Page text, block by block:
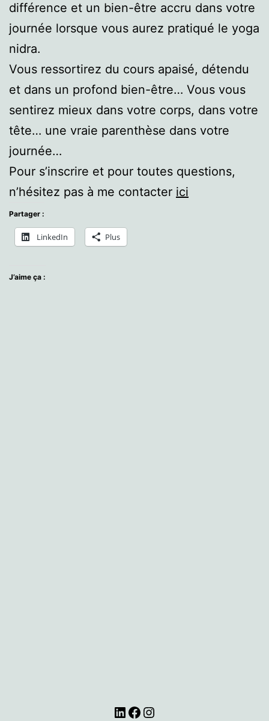
différence et un bien-être accru dans votre
journée lorsque vous aurez pratiqué le yoga
nidra.
Vous ressortirez du cours apaisé, détendu
et dans un profond bien-être… Vous vous
sentirez mieux dans votre corps, dans votre
tête… une vraie parenthèse dans votre
journée…
Pour s’inscrire et pour toutes questions,
n’hésitez pas à me contacter ici
Partager :
LinkedIn Plus
J’aime ça :
LinkedIn
Facebook
Instagram